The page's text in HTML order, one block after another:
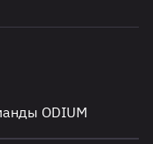
ODIUM